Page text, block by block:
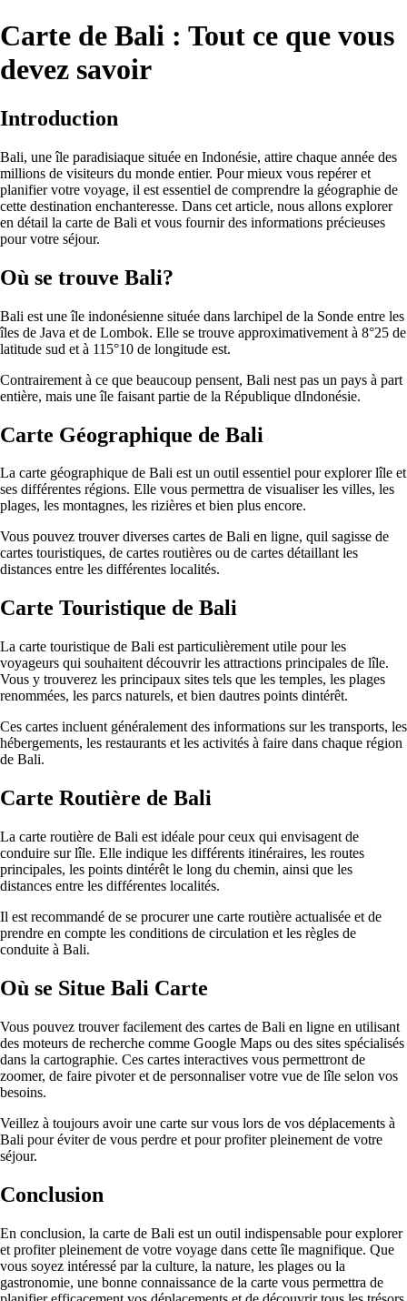
Carte de Bali : Tout ce que vous
devez savoir
Introduction
Bali, une île paradisiaque située en Indonésie, attire chaque année des
millions de visiteurs du monde entier. Pour mieux vous repérer et
planifier votre voyage, il est essentiel de comprendre la géographie de
cette destination enchanteresse. Dans cet article, nous allons explorer
en détail la carte de Bali et vous fournir des informations précieuses
pour votre séjour.
Où se trouve Bali?
Bali est une île indonésienne située dans larchipel de la Sonde entre les
îles de Java et de Lombok. Elle se trouve approximativement à 8°25 de
latitude sud et à 115°10 de longitude est.
Contrairement à ce que beaucoup pensent, Bali nest pas un pays à part
entière, mais une île faisant partie de la République dIndonésie.
Carte Géographique de Bali
La carte géographique de Bali est un outil essentiel pour explorer lîle et
ses différentes régions. Elle vous permettra de visualiser les villes, les
plages, les montagnes, les rizières et bien plus encore.
Vous pouvez trouver diverses cartes de Bali en ligne, quil sagisse de
cartes touristiques, de cartes routières ou de cartes détaillant les
distances entre les différentes localités.
Carte Touristique de Bali
La carte touristique de Bali est particulièrement utile pour les
voyageurs qui souhaitent découvrir les attractions principales de lîle.
Vous y trouverez les principaux sites tels que les temples, les plages
renommées, les parcs naturels, et bien dautres points dintérêt.
Ces cartes incluent généralement des informations sur les transports, les
hébergements, les restaurants et les activités à faire dans chaque région
de Bali.
Carte Routière de Bali
La carte routière de Bali est idéale pour ceux qui envisagent de
conduire sur lîle. Elle indique les différents itinéraires, les routes
principales, les points dintérêt le long du chemin, ainsi que les
distances entre les différentes localités.
Il est recommandé de se procurer une carte routière actualisée et de
prendre en compte les conditions de circulation et les règles de
conduite à Bali.
Où se Situe Bali Carte
Vous pouvez trouver facilement des cartes de Bali en ligne en utilisant
des moteurs de recherche comme Google Maps ou des sites spécialisés
dans la cartographie. Ces cartes interactives vous permettront de
zoomer, de faire pivoter et de personnaliser votre vue de lîle selon vos
besoins.
Veillez à toujours avoir une carte sur vous lors de vos déplacements à
Bali pour éviter de vous perdre et pour profiter pleinement de votre
séjour.
Conclusion
En conclusion, la carte de Bali est un outil indispensable pour explorer
et profiter pleinement de votre voyage dans cette île magnifique. Que
vous soyez intéressé par la culture, la nature, les plages ou la
gastronomie, une bonne connaissance de la carte vous permettra de